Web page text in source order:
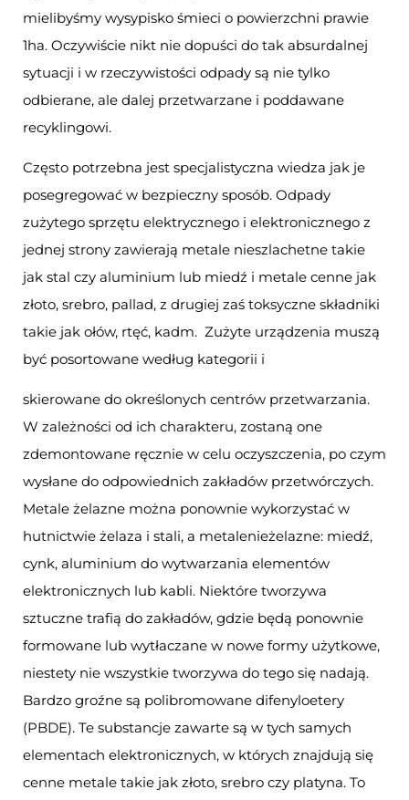
mielibyśmy wysypisko śmieci o powierzchni prawie
1ha. Oczywiście nikt nie dopuści do tak absurdalnej
sytuacji i w rzeczywistości odpady są nie tylko
odbierane, ale dalej przetwarzane i poddawane
recyklingowi.
Często potrzebna jest specjalistyczna wiedza jak je
posegregować w bezpieczny sposób. Odpady
zużytego sprzętu elektrycznego i elektronicznego z
jednej strony zawierają metale nieszlachetne takie
jak stal czy aluminium lub miedź i metale cenne jak
złoto, srebro, pallad, z drugiej zaś toksyczne składniki
takie jak ołów, rtęć, kadm. Zużyte urządzenia muszą
być posortowane według kategorii i
skierowane do określonych centrów przetwarzania.
W zależności od ich charakteru, zostaną one
zdemontowane ręcznie w celu oczyszczenia, po czym
wysłane do odpowiednich zakładów przetwórczych.
Metale żelazne można ponownie wykorzystać w
hutnictwie żelaza i stali, a metalenieżelazne: miedź,
cynk, aluminium do wytwarzania elementów
elektronicznych lub kabli. Niektóre tworzywa
sztuczne trafią do zakładów, gdzie będą ponownie
formowane lub wytłaczane w nowe formy użytkowe,
niestety nie wszystkie tworzywa do tego się nadają.
Bardzo groźne są polibromowane difenyloetery
(PBDE). Te substancje zawarte są w tych samych
elementach elektronicznych, w których znajdują się
cenne metale takie jak złoto, srebro czy platyna. To